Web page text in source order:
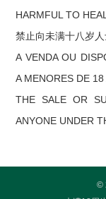
HARMFUL TO
禁止向未满十八岁
A VENDA OU
A MENORES DE
THE SALE OR
ANYONE UNDER
©